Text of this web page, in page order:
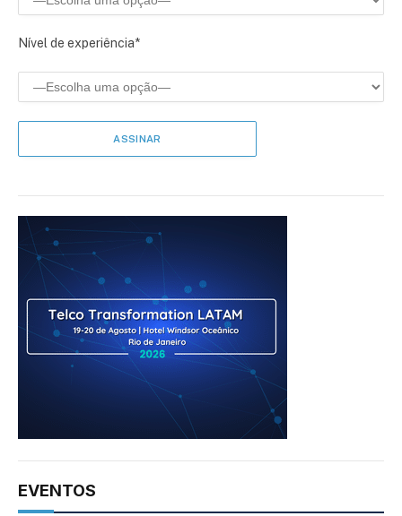
Nível de experiência*
EVENTOS